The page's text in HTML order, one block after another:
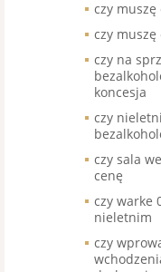
czy muszę
czy muszę
czy na
koncesja
czy
czy sala
cenę
czy warke
nieletnim
czy